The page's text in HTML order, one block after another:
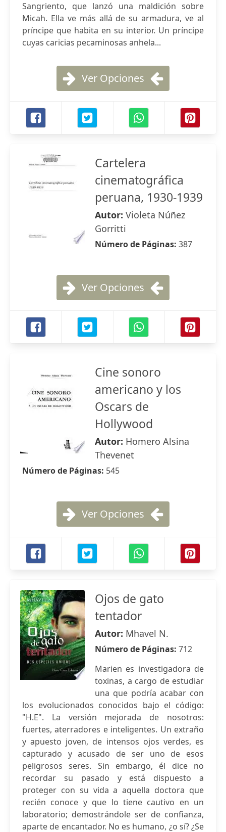
Sangriento, que lanzó una maldición sobre
Micah. Ella ve más allá de su armadura, ve al
príncipe que habita en su interior. Un príncipe
cuyas caricias pecaminosas anhela...
Ver Opciones
Cartelera
cinematográfica
peruana, 1930-1939
Autor: Violeta Núñez
Gorritti
Número de Páginas: 387
Ver Opciones
Cine sonoro
americano y los
Oscars de
Hollywood
Autor: Homero Alsina
Thevenet
Número de Páginas: 545
Ver Opciones
Ojos de gato
tentador
Autor: Mhavel N.
Número de Páginas: 712
Marien es investigadora de
toxinas, a cargo de estudiar
una que podría acabar con
los evolucionados conocidos bajo el código:
"H.E". La versión mejorada de nosotros:
fuertes, aterradores e inteligentes. Un extraño
y apuesto joven, de intensos ojos verdes, es
capturado y acusado de ser uno de esos
peligrosos seres. Sin embargo, él dice no
recordar su pasado y está dispuesto a
proteger con su vida a aquella doctora que
recién conoce y que lo tiene cautivo en un
laboratorio; demostrándole ser de confianza,
aparte de encantador. No es humano, ¿o sí? ¿Se